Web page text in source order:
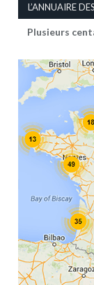
L’ANNUAIRE
Plusieurs